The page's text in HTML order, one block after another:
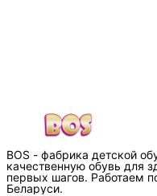
BOS - фабрика детской
качественную обувь для
первых шагов. Работаем
Беларуси.